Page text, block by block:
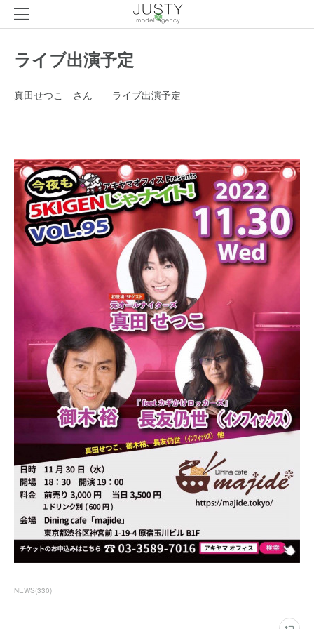
ライブ出演予定
真田せつこ さん ライブ出演予定
NEWS(330)